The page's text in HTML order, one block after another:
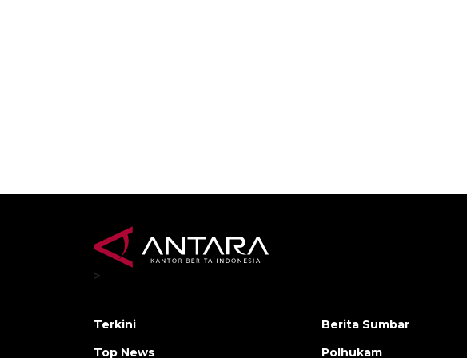
>
Terkini
Top News
Berita Sumbar
Polhukam